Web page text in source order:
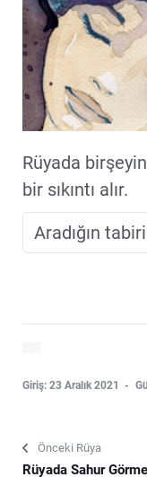
Rüyada
bir sıkıntı alır.
Giriş: 23 Aralık 2021
Önceki Rüya
Rüyada Sahur